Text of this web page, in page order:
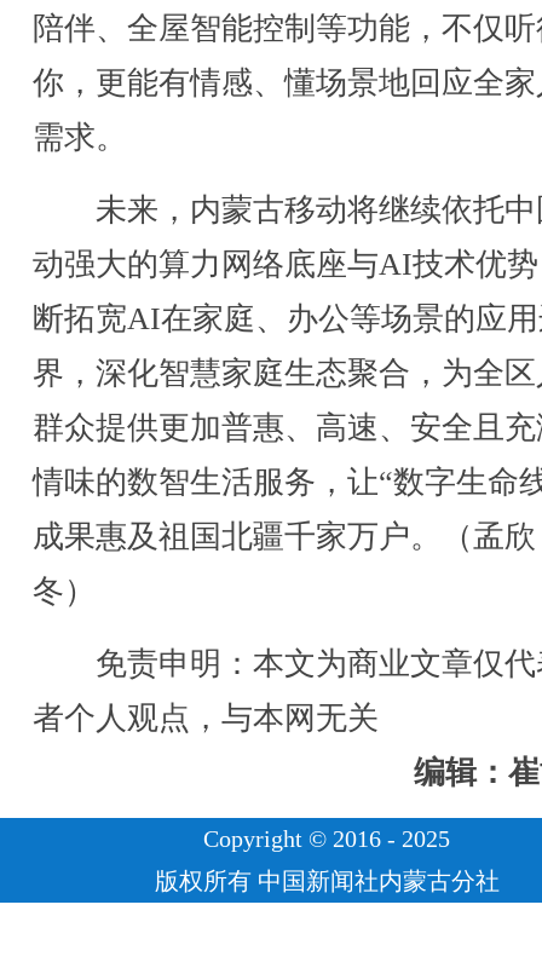
陪伴、全屋智能控制等功能，不仅
你，更能有情感、懂场景地回应全
需求。
未来，内蒙古移动将继续依托中
动强大的算力网络底座与AI技术优
断拓宽AI在家庭、办公等场景的应
界，深化智慧家庭生态聚合，为全
群众提供更加普惠、高速、安全且
情味的数智生活服务，让“数字生命
成果惠及祖国北疆千家万户。（孟
冬）
免责申明：本文为商业文章仅代
者个人观点，与本网无关
编辑：
Copyright © 2016 - 2025
版权所有 中国新闻社内蒙古分社